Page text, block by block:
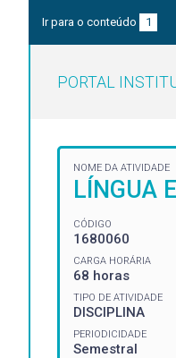
Ir para o conteúdo 1
PORTAL
NOME DA ATIVIDADE
LÍNGUA
CÓDIGO
1680060
CARGA HORÁRIA
68 horas
TIPO DE ATIVIDADE
DISCIPLINA
PERIODICIDADE
Semestral